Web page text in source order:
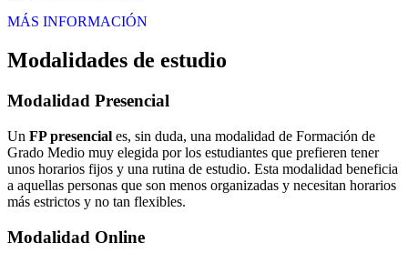
MÁS INFORMACIÓN
Modalidades de estudio
Modalidad Presencial
Un FP presencial es, sin duda, una modalidad de Formación de
Grado Medio muy elegida por los estudiantes que prefieren tener
unos horarios fijos y una rutina de estudio. Esta modalidad beneficia
a aquellas personas que son menos organizadas y necesitan horarios
más estrictos y no tan flexibles.
Modalidad Online